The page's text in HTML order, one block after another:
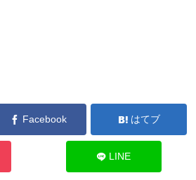
Facebook はてブ
LINE